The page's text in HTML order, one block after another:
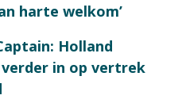
harte welkom’
Holland
in op vertrek